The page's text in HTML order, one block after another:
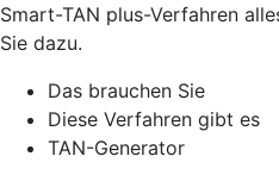
Smart-TAN plus-Verfahren
Sie dazu.
Das brauchen Sie
Diese Verfahren gibt es
TAN-Generator